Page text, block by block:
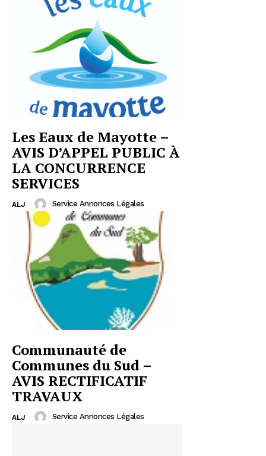
Les Eaux de Mayotte –
AVIS D’APPEL PUBLIC À
LA CONCURRENCE
SERVICES
ALJ Service Annonces Légales
Communauté de
Communes du Sud –
AVIS RECTIFICATIF
TRAVAUX
ALJ Service Annonces Légales